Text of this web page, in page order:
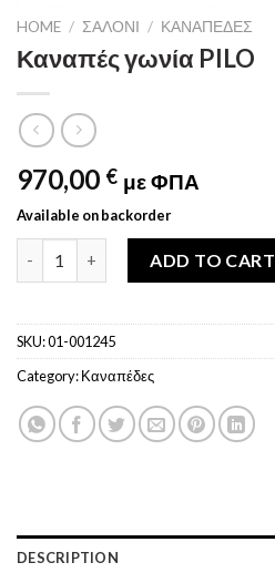
HOME / ΣΑΛΌΝΙ / ΚΑΝΑΠΈΔΕΣ
Καναπές γωνία PILO
970,00 € με ΦΠΑ
Available on backorder
ADD TO CART
SKU:01-001245
Category:Καναπέδες
DESCRIPTION